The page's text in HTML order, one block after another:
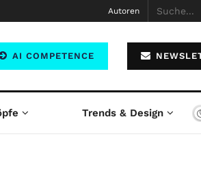
Autoren
AI COMPETENCE
Trends & Design